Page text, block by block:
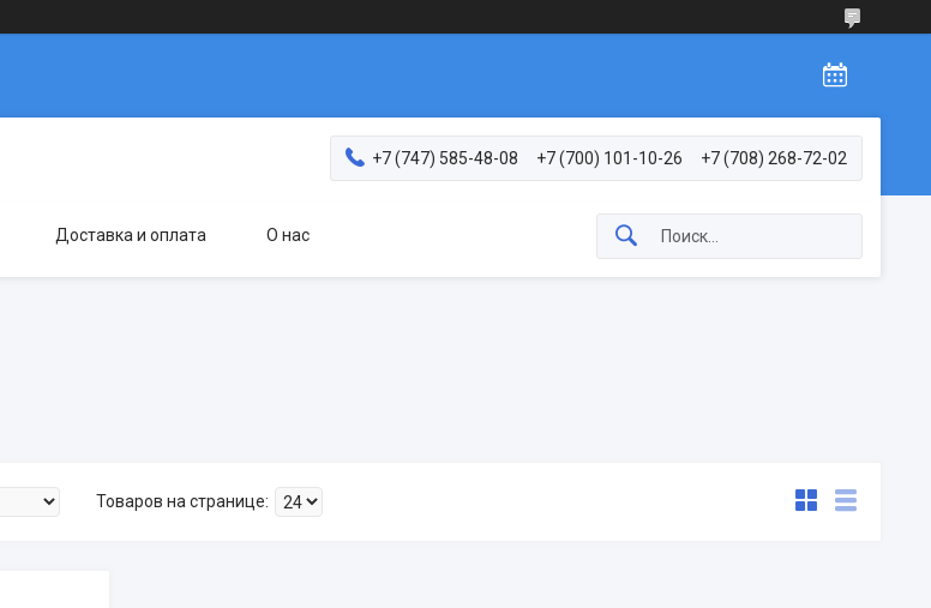
+7 (747) 585-48-08 +7 (700) 101-10-26 +7 (708) 268-72-02
Доставка и оплата О нас